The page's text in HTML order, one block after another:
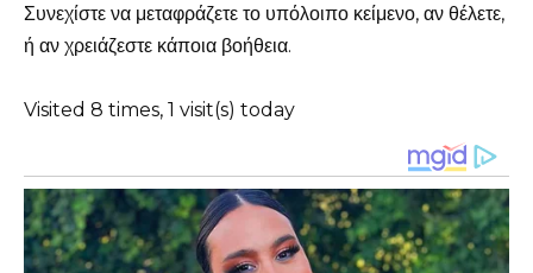
Συνεχίστε να μεταφράζετε το υπόλοιπο κείμενο, αν θέλετε,
ή αν χρειάζεστε κάποια βοήθεια.
Visited 8 times, 1 visit(s) today